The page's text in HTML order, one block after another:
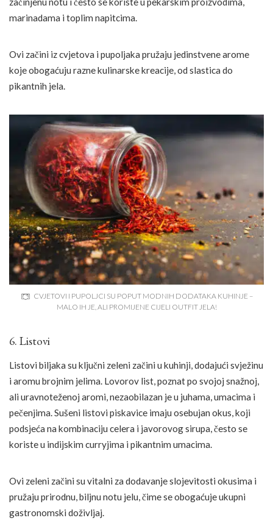
marinadama i toplim napitcima.
Ovi začini iz cvjetova i pupoljaka pružaju jedinstvene arome
koje obogaćuju razne kulinarske kreacije, od slastica do
pikantnih jela.
CVJETOVI I PUPOLJCI SU POPUT MODNIH DODATAKA KUHINJE –
MALO IH JE, ALI PROMIJENE CIJELI OUTFIT JELA!
6. Listovi
Listovi biljaka su ključni zeleni začini u kuhinji, dodajući svježinu
i aromu brojnim jelima. Lovorov list, poznat po svojoj snažnoj,
ali uravnoteženoj aromi, nezaobilazan je u juhama, umacima i
pečenjima. Sušeni listovi piskavice imaju osebujan okus, koji
podsjeća na kombinaciju celera i javorovog sirupa, često se
koriste u indijskim curryjima i pikantnim umacima.
Ovi zeleni začini su vitalni za dodavanje slojevitosti okusima i
pružaju prirodnu, biljnu notu jelu, čime se obogaćuje ukupni
gastronomski doživljaj.